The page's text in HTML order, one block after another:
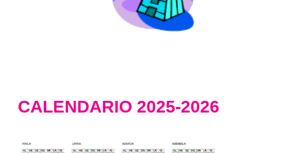
CALENDARIO 2025-2026